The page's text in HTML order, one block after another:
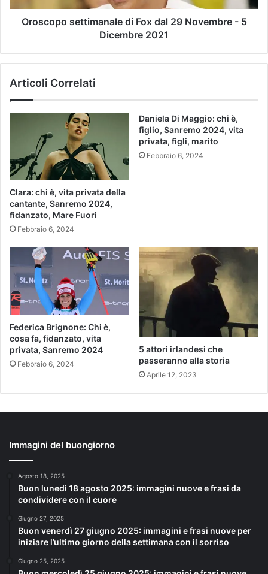
Oroscopo settimanale di Fox dal 29 Novembre - 5
Dicembre 2021
Articoli Correlati
Clara: chi è, vita privata della
cantante, Sanremo 2024,
fidanzato, Mare Fuori
Febbraio 6, 2024
Daniela Di Maggio: chi è,
figlio, Sanremo 2024, vita
privata, figli, marito
Febbraio 6, 2024
Federica Brignone: Chi è,
cosa fa, fidanzato, vita
privata, Sanremo 2024
Febbraio 6, 2024
5 attori irlandesi che
passeranno alla storia
Aprile 12, 2023
Immagini del buongiorno
Agosto 18, 2025
Buon lunedì 18 agosto 2025: immagini nuove e frasi da
condividere con il cuore
Giugno 27, 2025
Buon venerdì 27 giugno 2025: immagini e frasi nuove per
iniziare l’ultimo giorno della settimana con il sorriso
Giugno 25, 2025